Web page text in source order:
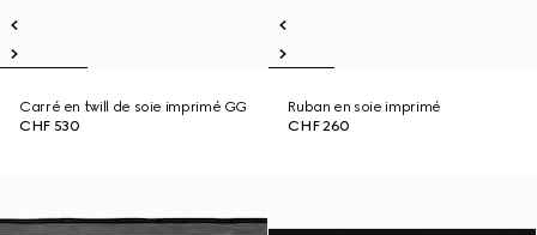
Carré en twill de soie imprimé GG
CHF 530
Ruban en soie imprimé
CHF 260